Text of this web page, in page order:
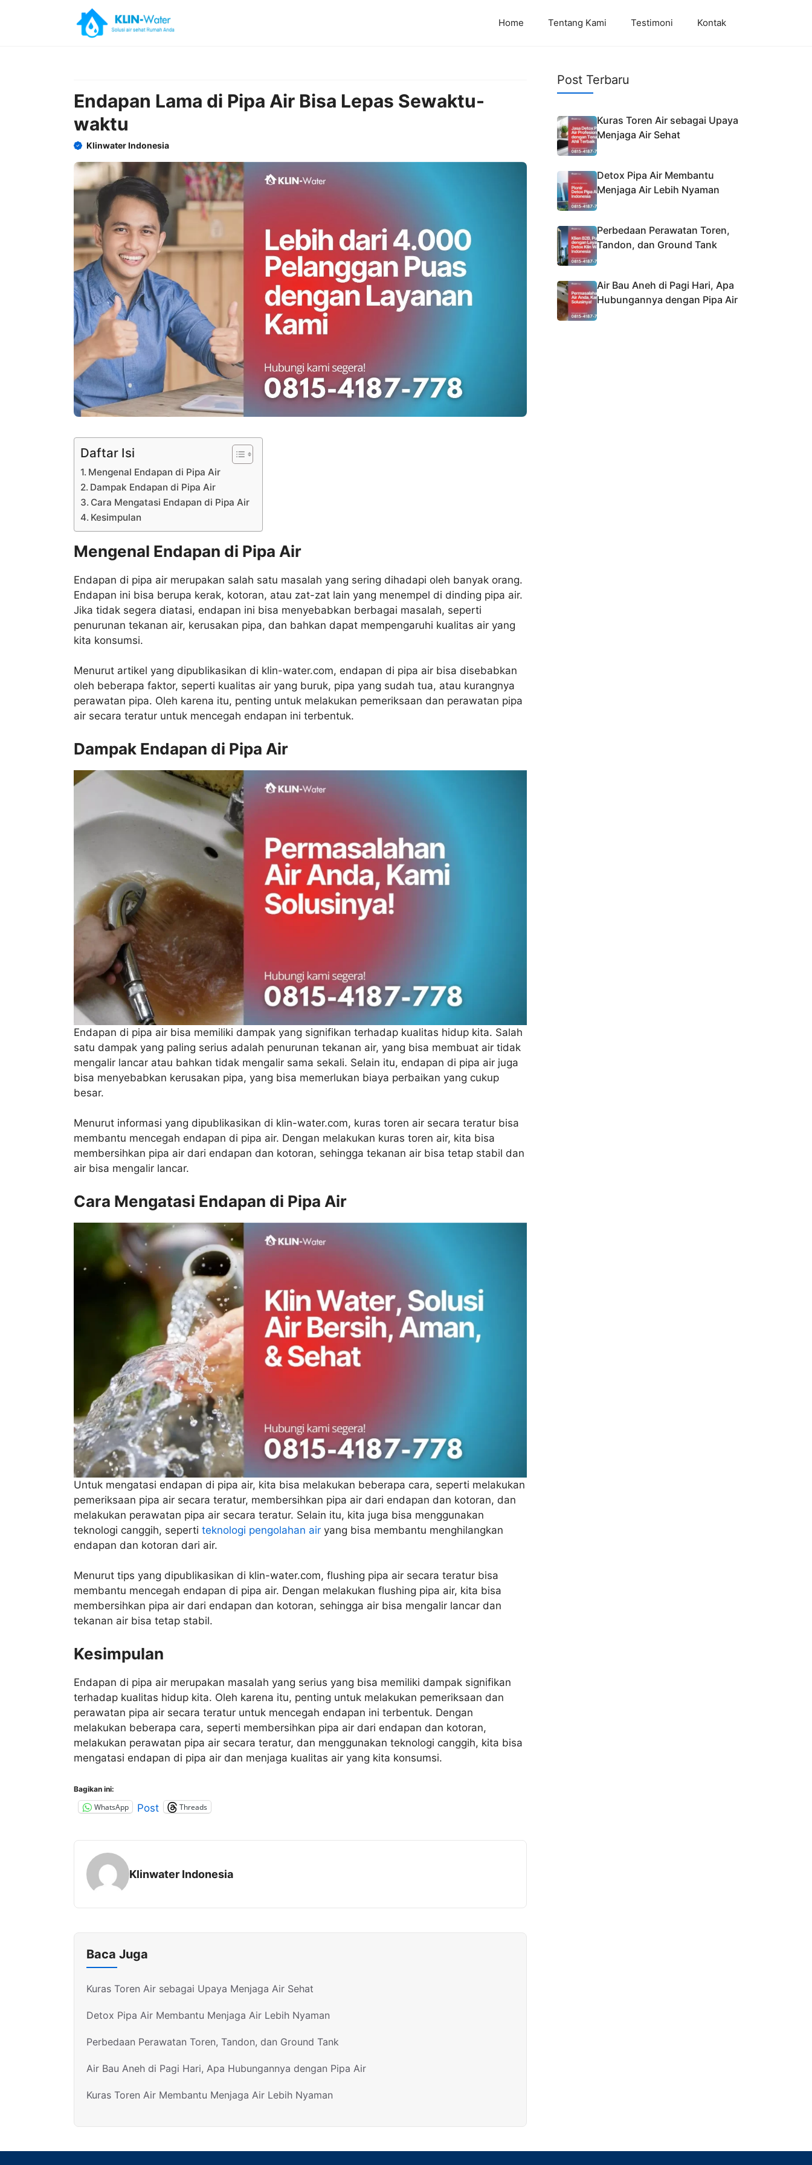
Home Tentang Kami Testimoni Kontak
Endapan Lama di Pipa Air Bisa Lepas Sewaktu-
waktu
Klinwater Indonesia
Daftar Isi
Mengenal Endapan di Pipa Air
Dampak Endapan di Pipa Air
Cara Mengatasi Endapan di Pipa Air
Kesimpulan
Mengenal Endapan di Pipa Air
Endapan di pipa air merupakan salah satu masalah yang sering dihadapi oleh banyak orang.
Endapan ini bisa berupa kerak, kotoran, atau zat-zat lain yang menempel di dinding pipa air.
Jika tidak segera diatasi, endapan ini bisa menyebabkan berbagai masalah, seperti
penurunan tekanan air, kerusakan pipa, dan bahkan dapat mempengaruhi kualitas air yang
kita konsumsi.
Menurut artikel yang dipublikasikan di klin-water.com, endapan di pipa air bisa disebabkan
oleh beberapa faktor, seperti kualitas air yang buruk, pipa yang sudah tua, atau kurangnya
perawatan pipa. Oleh karena itu, penting untuk melakukan pemeriksaan dan perawatan pipa
air secara teratur untuk mencegah endapan ini terbentuk.
Dampak Endapan di Pipa Air
Endapan di pipa air bisa memiliki dampak yang signifikan terhadap kualitas hidup kita. Salah
satu dampak yang paling serius adalah penurunan tekanan air, yang bisa membuat air tidak
mengalir lancar atau bahkan tidak mengalir sama sekali. Selain itu, endapan di pipa air juga
bisa menyebabkan kerusakan pipa, yang bisa memerlukan biaya perbaikan yang cukup
besar.
Menurut informasi yang dipublikasikan di klin-water.com, kuras toren air secara teratur bisa
membantu mencegah endapan di pipa air. Dengan melakukan kuras toren air, kita bisa
membersihkan pipa air dari endapan dan kotoran, sehingga tekanan air bisa tetap stabil dan
air bisa mengalir lancar.
Cara Mengatasi Endapan di Pipa Air
Untuk mengatasi endapan di pipa air, kita bisa melakukan beberapa cara, seperti melakukan
pemeriksaan pipa air secara teratur, membersihkan pipa air dari endapan dan kotoran, dan
melakukan perawatan pipa air secara teratur. Selain itu, kita juga bisa menggunakan
teknologi canggih, seperti teknologi pengolahan air yang bisa membantu menghilangkan
endapan dan kotoran dari air.
Menurut tips yang dipublikasikan di klin-water.com, flushing pipa air secara teratur bisa
membantu mencegah endapan di pipa air. Dengan melakukan flushing pipa air, kita bisa
membersihkan pipa air dari endapan dan kotoran, sehingga air bisa mengalir lancar dan
tekanan air bisa tetap stabil.
Kesimpulan
Endapan di pipa air merupakan masalah yang serius yang bisa memiliki dampak signifikan
terhadap kualitas hidup kita. Oleh karena itu, penting untuk melakukan pemeriksaan dan
perawatan pipa air secara teratur untuk mencegah endapan ini terbentuk. Dengan
melakukan beberapa cara, seperti membersihkan pipa air dari endapan dan kotoran,
melakukan perawatan pipa air secara teratur, dan menggunakan teknologi canggih, kita bisa
mengatasi endapan di pipa air dan menjaga kualitas air yang kita konsumsi.
Bagikan ini:
WhatsApp Post Threads
Klinwater Indonesia
Baca Juga
Kuras Toren Air sebagai Upaya Menjaga Air Sehat
Detox Pipa Air Membantu Menjaga Air Lebih Nyaman
Perbedaan Perawatan Toren, Tandon, dan Ground Tank
Air Bau Aneh di Pagi Hari, Apa Hubungannya dengan Pipa Air
Kuras Toren Air Membantu Menjaga Air Lebih Nyaman
Post Terbaru
Kuras Toren Air sebagai Upaya
Menjaga Air Sehat
Detox Pipa Air Membantu
Menjaga Air Lebih Nyaman
Perbedaan Perawatan Toren,
Tandon, dan Ground Tank
Air Bau Aneh di Pagi Hari, Apa
Hubungannya dengan Pipa Air